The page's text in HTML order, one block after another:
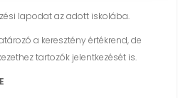
lapodat az adott iskolába.
a keresztény értékrend, de
tartozók jelentkezését is.